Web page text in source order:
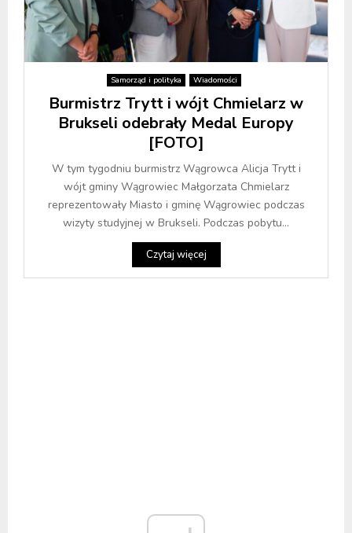
Samorząd i polityka Wiadomości
Burmistrz Trytt i wójt Chmielarz w
Brukseli odebrały Medal Europy
[FOTO]
W tym tygodniu burmistrz Wągrowca Alicja Trytt i
wójt gminy Wągrowiec Małgorzata Chmielarz
reprezentowały Miasto i gminę Wągrowiec podczas
wizyty studyjnej w Brukseli. Podczas pobytu...
Czytaj więcej